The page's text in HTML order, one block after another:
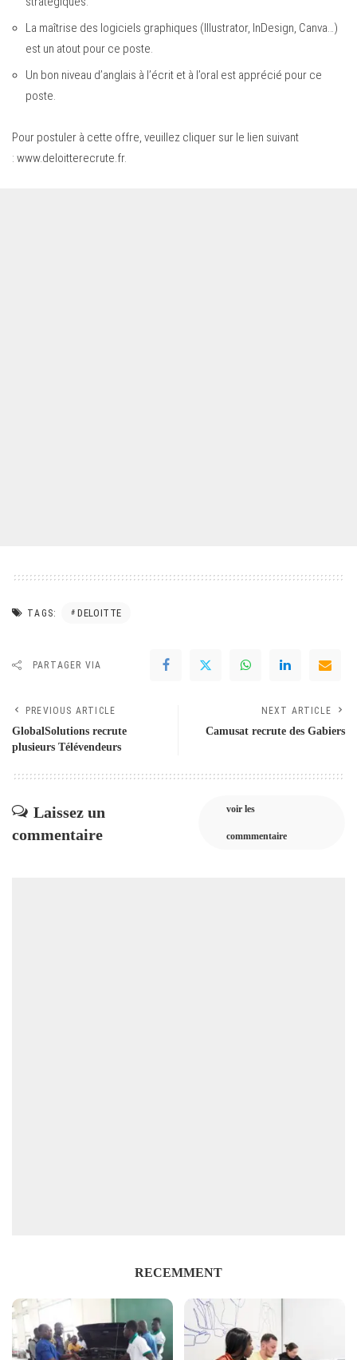
La maîtrise des logiciels graphiques (Illustrator, InDesign, Canva…)
est un atout pour ce poste.
Un bon niveau d’anglais à l’écrit et à l’oral est apprécié pour ce
poste.
Pour postuler à cette offre, veuillez cliquer sur le lien suivant
: www.deloitterecrute.fr.
TAGS: DELOITTE
PARTAGER VIA
PREVIOUS ARTICLE
GlobalSolutions recrute
plusieurs Télévendeurs
NEXT ARTICLE
Camusat recrute des Gabiers
Laissez un
commentaire
voir les
commmentaire
RECEMMENT